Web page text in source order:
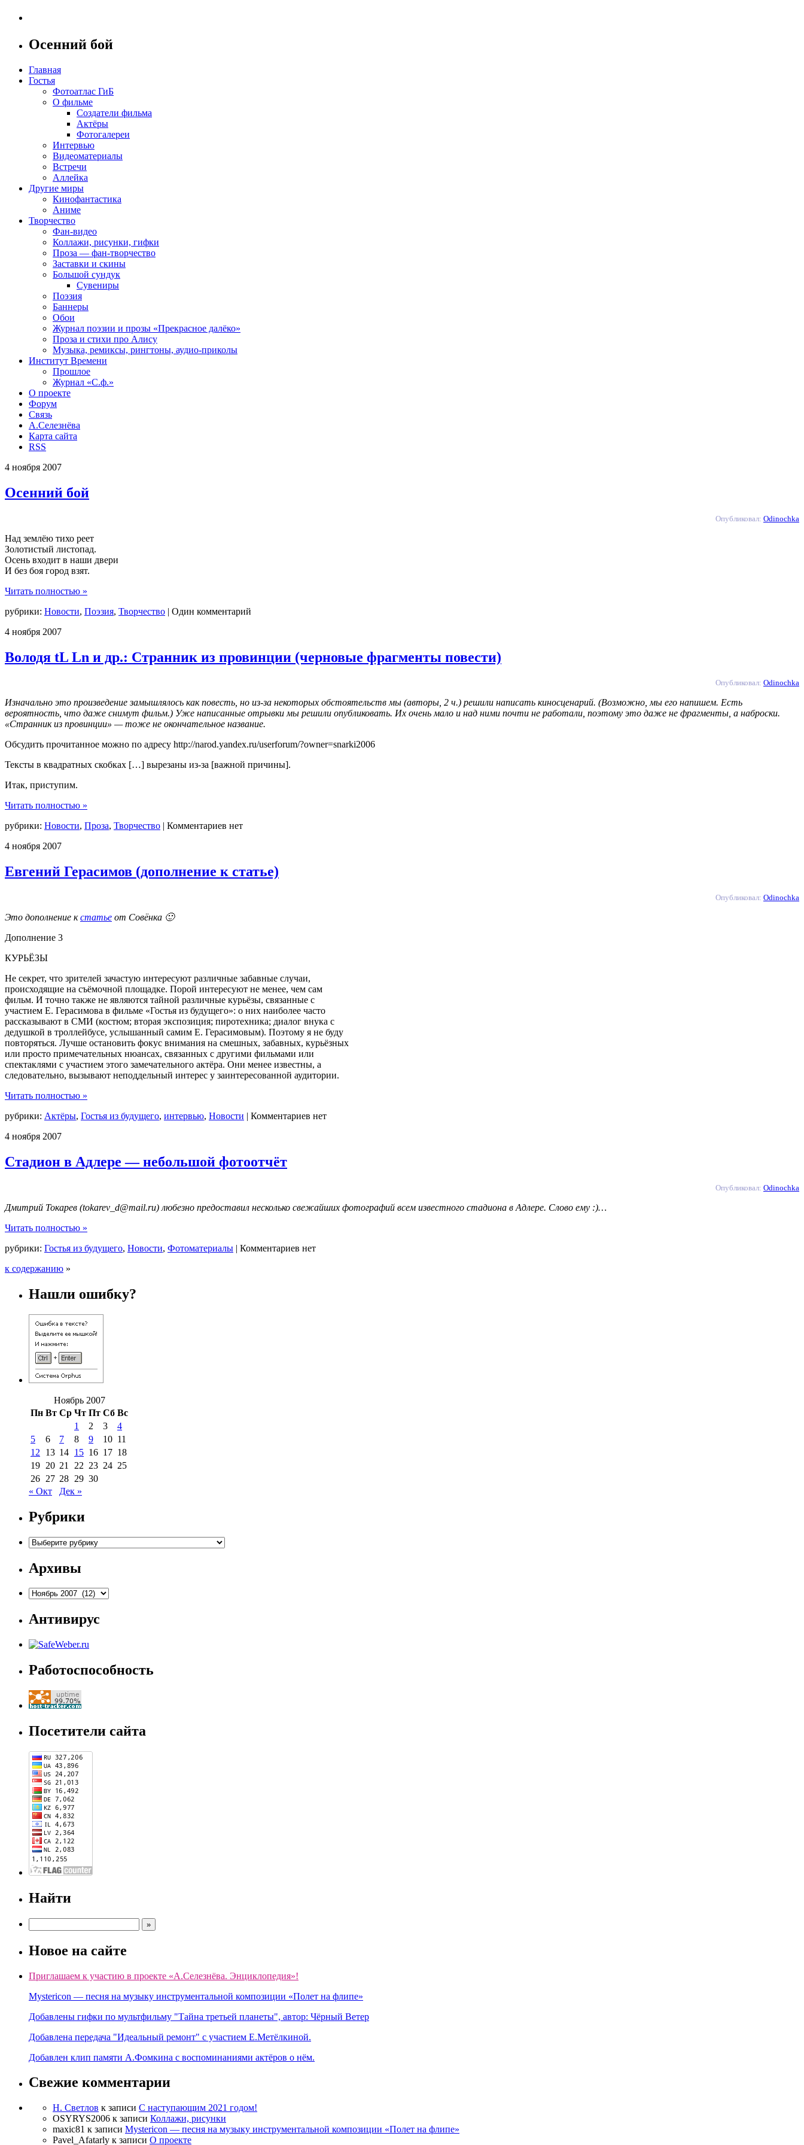
Осенний бой
Главная
Гостья
Фотоатлас ГиБ
О фильме
Создатели фильма
Актёры
Фотогалереи
Интервью
Видеоматериалы
Встречи
Аллейка
Другие миры
Кинофантастика
Аниме
Творчество
Фан-видео
Коллажи, рисунки, гифки
Проза — фан-творчество
Заставки и скины
Большой сундук
Сувениры
Поэзия
Баннеры
Обои
Журнал поэзии и прозы «Прекрасное далёко»
Проза и стихи про Алису
Музыка, ремиксы, рингтоны, аудио-приколы
Институт Времени
Прошлое
Журнал «С.ф.»
О проекте
Форум
Связь
А.Селезнёва
Карта сайта
RSS
4 ноября 2007
Осенний бой
Опубликовал: Odinochka
Над землёю тихо реет
Золотистый листопад.
Осень входит в наши двери
И без боя город взят.
Читать полностью »
рубрики: Новости, Поэзия, Творчество | Один комментарий
4 ноября 2007
Володя tL Ln и др.: Странник из провинции (черновые фрагменты повести)
Опубликовал: Odinochka
Изначально это произведение замышлялось как повесть, но из-за некоторых обстоятельств мы (авторы, 2 ч.) решили написать киносценарий. (Возможно, мы его напишем. Есть
вероятность, что даже снимут фильм.) Уже написанные отрывки мы решили опубликовать. Их очень мало и над ними почти не работали, поэтому это даже не фрагменты, а наброски.
«Странник из провинции» — тоже не окончательное название.
Обсудить прочитанное можно по адресу http://narod.yandex.ru/userforum/?owner=snarki2006
Тексты в квадратных скобках […] вырезаны из-за [важной причины].
Итак, приступим.
Читать полностью »
рубрики: Новости, Проза, Творчество | Комментариев нет
4 ноября 2007
Евгений Герасимов (дополнение к статье)
Опубликовал: Odinochka
Это дополнение кстатье от Совёнка 🙂
Дополнение 3
КУРЬЁЗЫ
Не секрет, что зрителей зачастую интересуют различные забавные случаи,
происходящие на съёмочной площадке. Порой интересуют не менее, чем сам
фильм. И точно также не являются тайной различные курьёзы, связанные с
участием Е. Герасимова в фильме «Гостья из будущего»: о них наиболее часто
рассказывают в СМИ (костюм; вторая экспозиция; пиротехника; диалог внука с
дедушкой в троллейбусе, услышанный самим Е. Герасимовым). Поэтому я не буду
повторяться. Лучше остановить фокус внимания на смешных, забавных, курьёзных
или просто примечательных нюансах, связанных с другими фильмами или
спектаклями с участием этого замечательного актёра. Они менее известны, а
следовательно, вызывают неподдельный интерес у заинтересованной аудитории.
Читать полностью »
рубрики: Актёры, Гостья из будущего, интервью, Новости | Комментариев нет
4 ноября 2007
Стадион в Адлере — небольшой фотоотчёт
Опубликовал: Odinochka
Дмитрий Токарев (tokarev_d@mail.ru) любезно предоставил несколько свежайших фотографий всем известного стадиона в Адлере. Слово ему :)…
Читать полностью »
рубрики: Гостья из будущего, Новости, Фотоматериалы | Комментариев нет
к содержанию »
Нашли ошибку?
Ноябрь 2007
Пн Вт Ср Чт Пт Сб Вс
1
2 3
4
5
6 7 8 9 10 11
12
13 14 15 16 17 18
19 20 21 22 23 24 25
26 27 28 29 30
« Окт
Дек »
Рубрики
Рубрики
Архивы
Архивы
Антивирус
Работоспособность
Посетители сайта
Найти
Новое на сайте
Приглашаем к участию в проекте «А.Селезнёва. Энциклопедия»!
Mystericon — песня на музыку инструментальной композиции «Полет на флипе»
Добавлены гифки по мультфильму "Тайна третьей планеты", автор: Чёрный Ветер
Добавлена передача "Идеальный ремонт" с участием Е.Метёлкиной.
Добавлен клип памяти А.Фомкина с воспоминаниями актёров о нём.
Свежие комментарии
Н. Светлов к записи C наступающим 2021 годом!
OSYRYS2006 к записи Коллажи, рисунки
maxic81 к записи Mystericon — песня на музыку инструментальной композиции «Полет на флипе»
Pavel_Afatarly к записи О проекте